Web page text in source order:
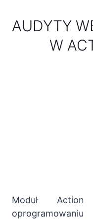
AUDYTY
W
Moduł